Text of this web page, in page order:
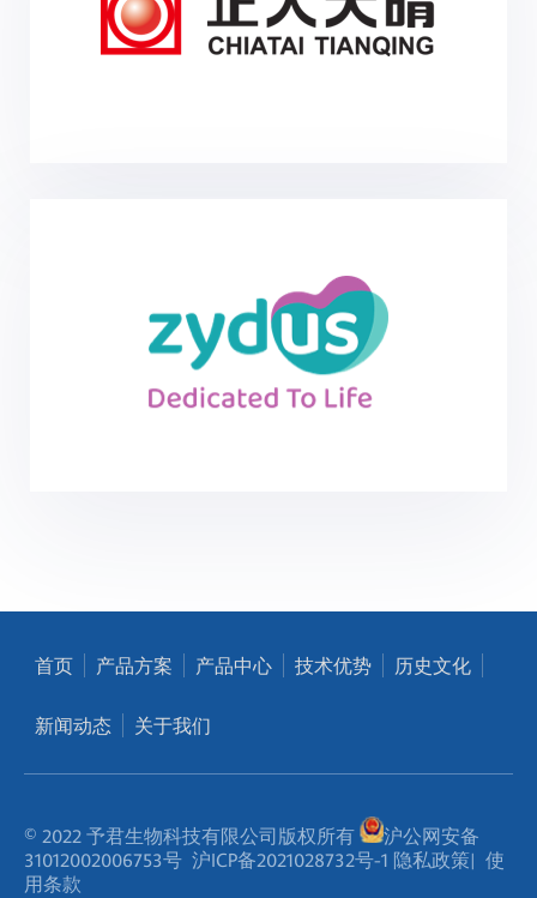
首页 产品方案 产品中心 技术优势 历史文化
新闻动态 关于我们
© 2022 予君生物科技有限公司版权所有
沪公网安备
31012002006753号 沪ICP备2021028732号-1 隐私政策| 使
用条款